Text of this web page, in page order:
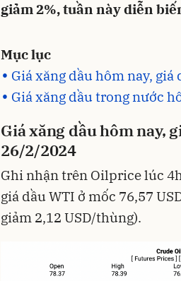
giảm 2%, tuần này diễn
Mục lục
Giá xăng dầu hôm nay,
Giá xăng dầu trong nước
Giá xăng dầu hôm nay,
26/2/2024
Ghi nhận trên Oilprice lúc
giá dầu WTI ở mốc 76,57
giảm 2,12 USD/thùng).